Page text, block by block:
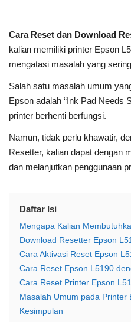
Cara Reset dan Download
kalian memiliki printer Epson
mengatasi masalah yang
Salah satu masalah umum
Epson adalah “Ink Pad Needs
printer berhenti berfungsi.
Namun, tidak perlu khawatir,
Resetter, kalian dapat dengan
dan melanjutkan penggunaan
Daftar Isi
Mengapa Kalian
Download Resetter Epson
Cara Aktivasi Reset Epson
Cara Reset Epson L5190
Cara Reset Printer Epson
Masalah Umum pada Printer
Kesimpulan